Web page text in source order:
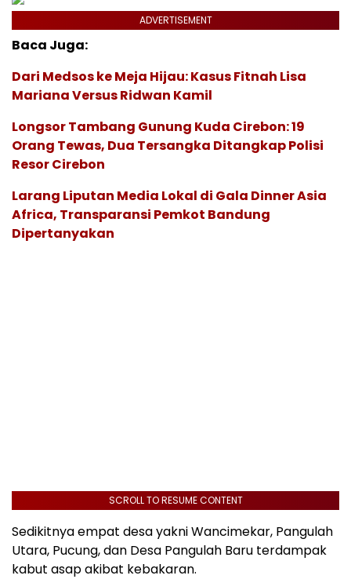
ADVERTISEMENT
Baca Juga:
Dari Medsos ke Meja Hijau: Kasus Fitnah Lisa
Mariana Versus Ridwan Kamil
Longsor Tambang Gunung Kuda Cirebon: 19
Orang Tewas, Dua Tersangka Ditangkap Polisi
Resor Cirebon
Larang Liputan Media Lokal di Gala Dinner Asia
Africa, Transparansi Pemkot Bandung
Dipertanyakan
SCROLL TO RESUME CONTENT
Sedikitnya empat desa yakni Wancimekar, Pangulah
Utara, Pucung, dan Desa Pangulah Baru terdampak
kabut asap akibat kebakaran.